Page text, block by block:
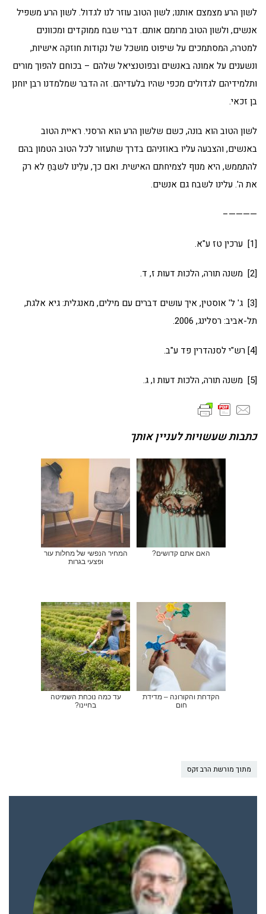
לשון הרע מצמצם אותנו; לשון הטוב עוזר לנו לגדול. לשון הרע משפיל
אנשים, ולשון הטוב מרומם אותם. דברי שבח ממוקדים ומכוונים
למטרה, המסתמכים על שיפוט מושכל של נקודות חוזקה אישיות,
ונשענים על אמונה באנשים ובפוטנציאל שלהם – בכוחם להפוך מורים
ותלמידיהם לגדולים מכפי שהיו בלעדיהם. זה הדבר שמלמדנו רבן יוחנן
בן זכאי.
לשון הטוב הוא בונה, כשם שלשון הרע הוא הרסני. ראיית הטוב
באנשים, והצבעה עליו באוזניהם בדרך שתעזור לכל הטוב הטמון בהם
להתממש, היא מנוף לצמיחתם האישית. ואם כך, עלֵינו לשבֵּחַ לא רק
את ה'. עלינו לשבח גם אנשים.
————–
[1] ערכין טז ע"א.
[2] משנה תורה, הלכות דעות ז, ד.
[3] ג' ל' אוסטין, איך עושים דברים עם מילים, מאנגלית: גיא אלגת,
תל-אביב: רסלינג, 2006.
[4] רש"י לסנהדרין פד ע"ב.
[5] משנה תורה, הלכות דעות ו, ג.
כתבות שעשויות לעניין אותך
האם אתם קדושים?
המחיר הנפשי של מחלות עור
ופצעי בגרות
הקדחת והקורונה – מדידת
חום
עד כמה נוכחת השמיטה
בחיינו?
מתוך מורשת הרב זקס